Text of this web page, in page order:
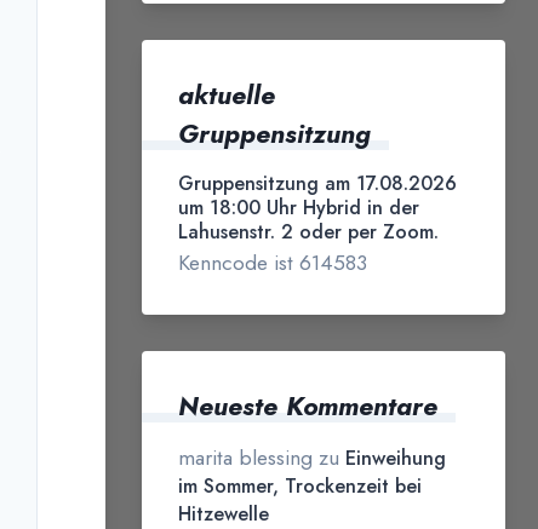
aktuelle
Gruppensitzung
Gruppensitzung am 17.08.2026
um 18:00 Uhr Hybrid in der
Lahusenstr. 2 oder per Zoom.
Kenncode ist 614583
Neueste Kommentare
marita blessing zu Einweihung
im Sommer, Trockenzeit bei
Hitzewelle